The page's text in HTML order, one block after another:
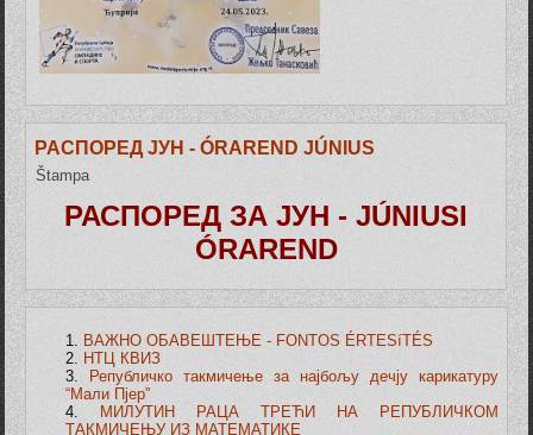
РАСПОРЕД ЈУН - ÓRAREND JÚNIUS
Štampa
РАСПОРЕД ЗА ЈУН - JÚNIUSI
ÓRAREND
ВАЖНО ОБАВЕШТЕЊЕ - FONTOS ÉRTESíTÉS
НТЦ КВИЗ
Републичко такмичење за најбољу дечју карикатуру
“Мали Пјер”
МИЛУТИН РАЦА ТРЕЋИ НА РЕПУБЛИЧКОМ
ТАКМИЧЕЊУ ИЗ МАТЕМАТИКЕ